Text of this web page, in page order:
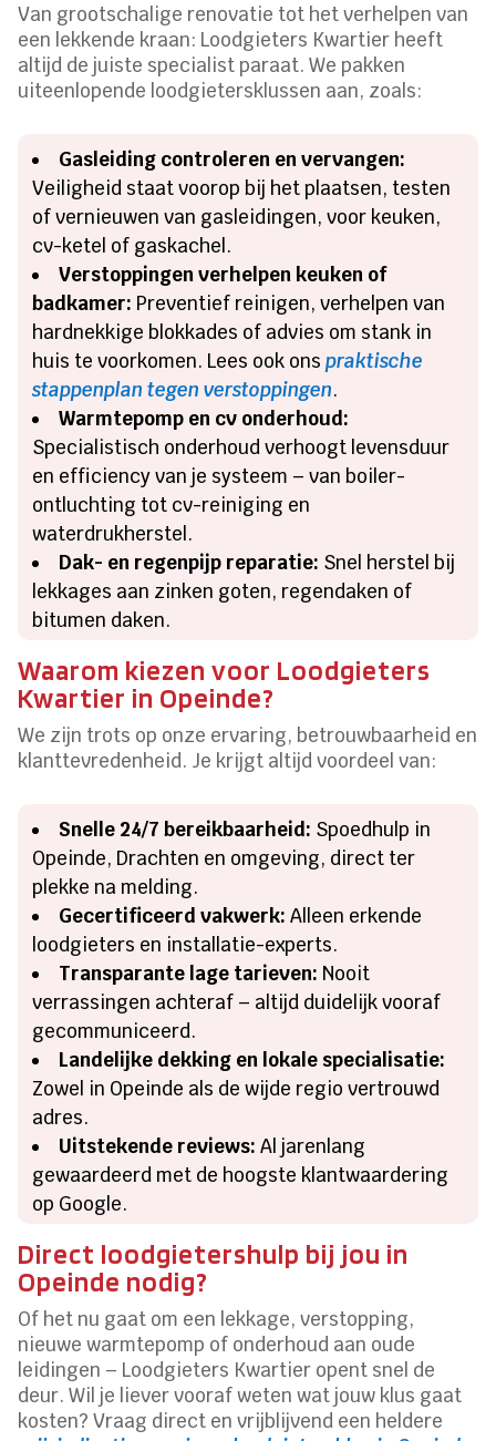
Van grootschalige renovatie tot het verhelpen van
een lekkende kraan: Loodgieters Kwartier heeft
altijd de juiste specialist paraat. We pakken
uiteenlopende loodgietersklussen aan, zoals:
Gasleiding controleren en vervangen:
Veiligheid staat voorop bij het plaatsen, testen
of vernieuwen van gasleidingen, voor keuken,
cv-ketel of gaskachel.
Verstoppingen verhelpen keuken of
badkamer: Preventief reinigen, verhelpen van
hardnekkige blokkades of advies om stank in
huis te voorkomen. Lees ook onspraktische
stappenplan tegen verstoppingen.
Warmtepomp en cv onderhoud:
Specialistisch onderhoud verhoogt levensduur
en efficiency van je systeem – van boiler-
ontluchting tot cv-reiniging en
waterdrukherstel.
Dak- en regenpijp reparatie: Snel herstel bij
lekkages aan zinken goten, regendaken of
bitumen daken.
Waarom kiezen voor Loodgieters
Kwartier in Opeinde?
We zijn trots op onze ervaring, betrouwbaarheid en
klanttevredenheid. Je krijgt altijd voordeel van:
Snelle 24/7 bereikbaarheid: Spoedhulp in
Opeinde, Drachten en omgeving, direct ter
plekke na melding.
Gecertificeerd vakwerk: Alleen erkende
loodgieters en installatie-experts.
Transparante lage tarieven: Nooit
verrassingen achteraf – altijd duidelijk vooraf
gecommuniceerd.
Landelijke dekking en lokale specialisatie:
Zowel in Opeinde als de wijde regio vertrouwd
adres.
Uitstekende reviews: Al jarenlang
gewaardeerd met de hoogste klantwaardering
op Google.
Direct loodgietershulp bij jou in
Opeinde nodig?
Of het nu gaat om een lekkage, verstopping,
nieuwe warmtepomp of onderhoud aan oude
leidingen – Loodgieters Kwartier opent snel de
deur. Wil je liever vooraf weten wat jouw klus gaat
kosten? Vraag direct en vrijblijvend een heldere